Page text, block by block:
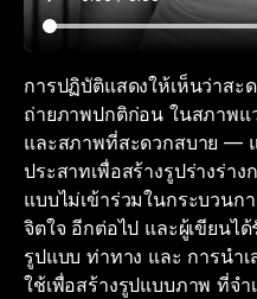
การปฏิบัติแสดงให้เห็นว่าสะ
ถ่ายภาพปกติก่อน ในสภาพแ
และสภาพที่สะดวกสบาย —
ประสาทเพื่อสร้างรูปร่างร่า
แบบไม่เข้าร่วมในกระบวน
จิตใจ อีกต่อไป และผู้เขียนไ
รูปแบบ ท่าทาง และ การนำ
ใช้เพื่อสร้างรูปแบบภาพ ที่จ